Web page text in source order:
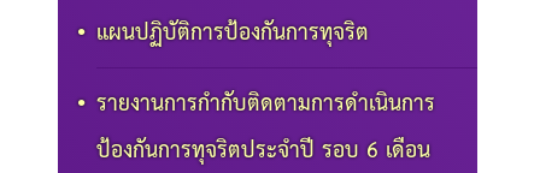
แผนปฏิบัติการป้องกันการทุจริต
รายงานการกำกับติดตามการดำเนินการ
ป้องกันการทุจริตประจำปี รอบ 6 เดือน